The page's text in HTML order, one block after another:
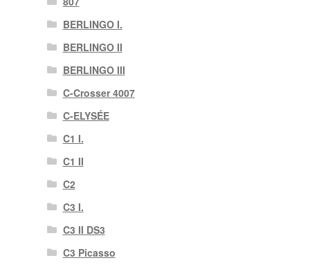
BERLINGO I.
BERLINGO II
BERLINGO III
C-Crosser 4007
C-ELYSÉE
C1 I.
C1 II
C2
C3 I.
C3 II DS3
C3 Picasso